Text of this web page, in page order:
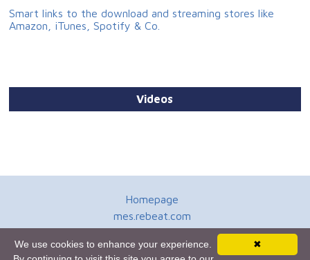
Smart links to the download and streaming stores like
Amazon, iTunes, Spotify & Co.
Videos
Homepage
mes.rebeat.com
Terms of Use
✖
We use cookies to enhance your experience.